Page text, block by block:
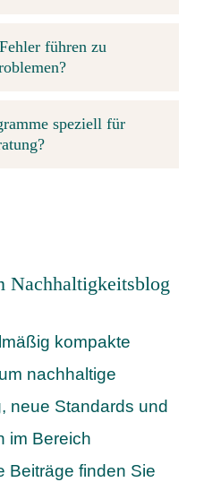
führen zu
speziell für
Nachhaltigkeitsblog
kompakte
nachhaltige
neue Standards und
im Bereich
Beiträge finden Sie